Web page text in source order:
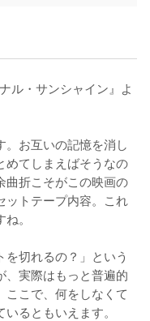
ル・サンシャイン』よ
。お互いの記憶を消し
てしまえばそうなの
曲折こそがこの映画の
ットテープ内容。これ
。
を切れるの？」という
、実際はもっと普遍的
こで、何をしなくて
るともいえます。